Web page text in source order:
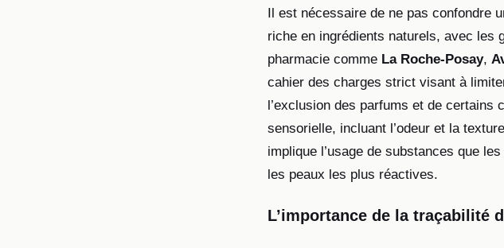
Il est nécessaire de ne pas confondre
riche en ingrédients naturels, avec les
pharmacie comme La Roche-Posay,
cahier des charges strict visant à
l’exclusion des parfums et de certains
sensorielle, incluant l’odeur et la
implique l’usage de substances que
les peaux les plus réactives.
L’importance de la traçabilité